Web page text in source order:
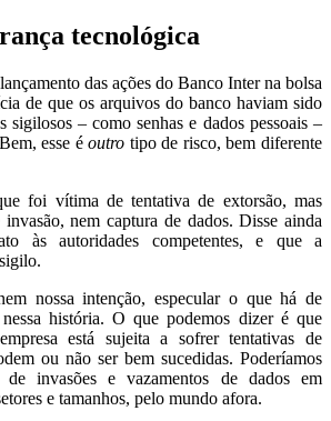
tecnológica
das ações do Banco Inter na bolsa
de que os arquivos do banco haviam sido
sigilosos – como senhas e dados pessoais –
esse éoutro tipo de risco, bem diferente
foi vítima de tentativa de extorsão, mas
nem captura de dados. Disse ainda
às autoridades competentes, e que a
nossa intenção, especular o que há de
história. O que podemos dizer é que
está sujeita a sofrer tentativas de
ou não ser bem sucedidas. Poderíamos
invasões e vazamentos de dados em
e tamanhos, pelo mundo afora.